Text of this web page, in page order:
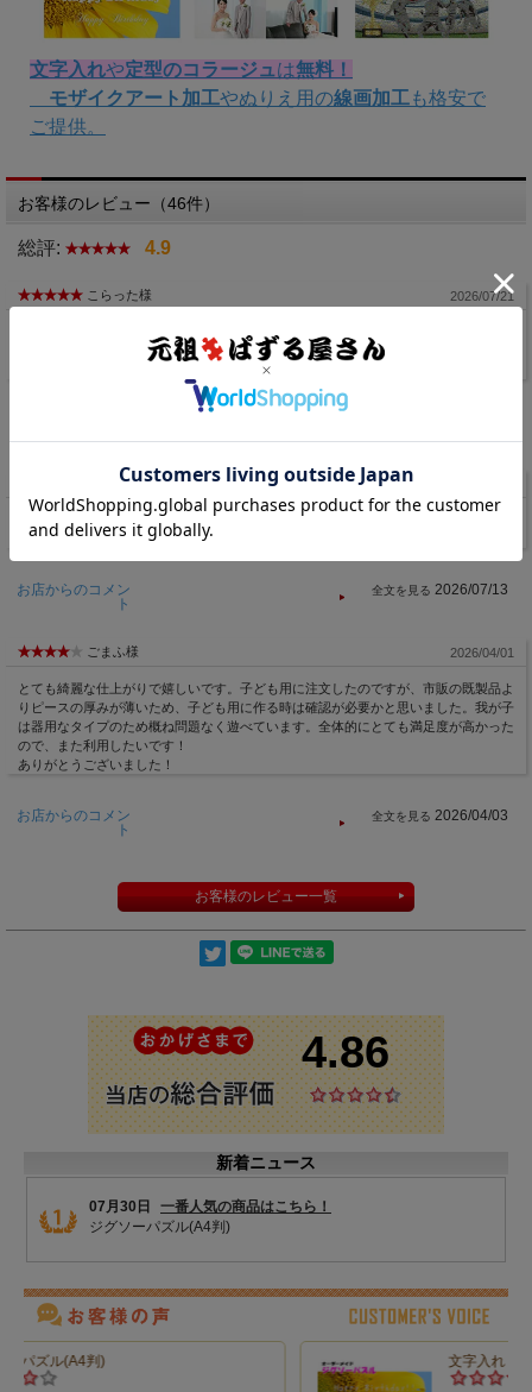
画像の入稿
ています
ます
しますが、弊社メールサーバーのトラブル
やメールアドレスの記入間違い等で
が届かない場合はご連絡ください
まとめ買いお値引き対象商品
2枚以上購入で、合計金額から
15％値引
4枚以上購入で、合計金額から
30％値引
6枚以上購入で、合計金額から
40％値引
内容
枠型ジグソーパズル（周囲に紙枠と、ピー
文字入れや定型のコラージュは無料！
モザイクアート加工やぬりえ用の線画加工も格安で
ご提供。
お客様のレビュー（46件）
総評: 4.9
こらった様 2026/07/21
友人へ贈りましたが本人も商品を見てとても感動してました！ありがとうございま
はるるん様
パズルにハマってる4歳に、記念になるパズルをと思って作成していただきました。
家族の思い出を遊びにも使えて、記念にも残せるので、みんなハッピーです！
お店からのコメン
ト
2026/07/13
ごまふ様 2026/04/01
とても綺麗な仕上がりで嬉しいです。子ども用に注文したのですが、市販の既製品よ
りピースの厚みが薄いため、子ども用に作る時は確認が必要かと思いました。我が子
は器用なタイプのため概ね問題なく遊べています。全体的にとても満足度が高かった
ので、また利用したいです！
ありがとうございました！
お店からのコメン
ト
2026/04/03
お客様のレビュー一覧